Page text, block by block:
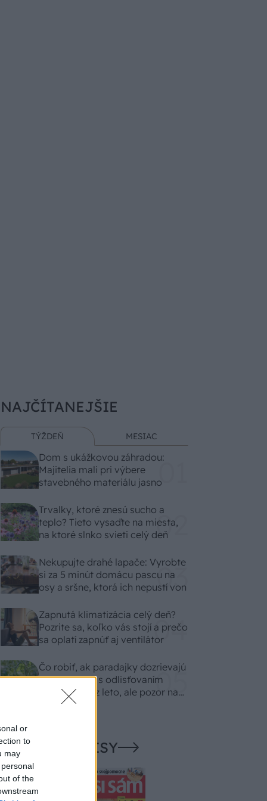
or
to
may
of the
NAJČÍTANEJŠIE
TÝŽDEŇ MESIAC
Dom s ukážkovou záhradou:
Majitelia mali pri výbere
stavebného materiálu jasno
Trvalky, ktoré znesú sucho a
teplo? Tieto vysaďte na miesta,
na ktoré slnko svieti celý deň
Nekupujte drahé lapače: Vyrobte
si za 5 minút domácu pascu na
osy a sršne, ktorá ich nepustí von
Zapnutá klimatizácia celý deň?
Pozrite sa, koľko vás stojí a prečo
sa oplatí zapnúť aj ventilátor
Čo robiť, ak paradajky dozrievajú
pomaly? Trik s odlisťovaním
funguje aj cez leto, ale pozor na
chyby
NAŠE ČASOPISY